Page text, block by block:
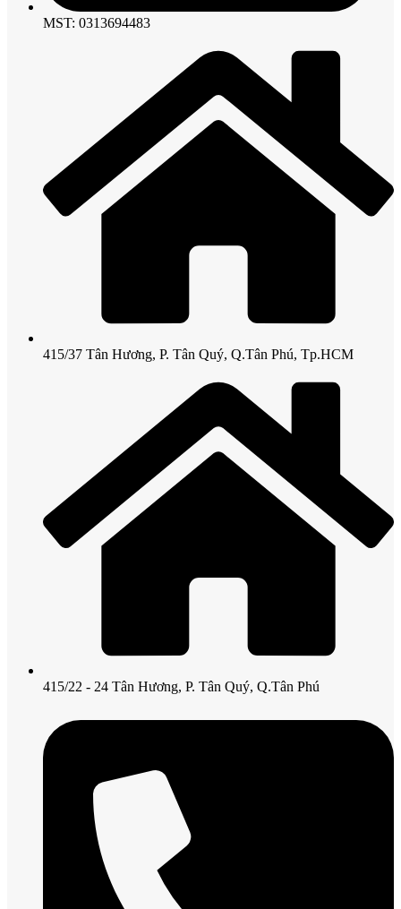
MST: 0313694483
415/37 Tân Hương, P. Tân Quý, Q.Tân Phú, Tp.HCM
415/22 - 24 Tân Hương, P. Tân Quý, Q.Tân Phú